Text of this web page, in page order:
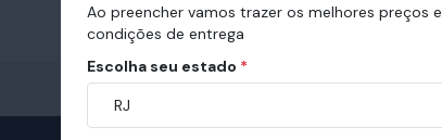
Ao preencher vamos trazer os melhores preços e
condições de entrega
Escolha seu estado *
RJ